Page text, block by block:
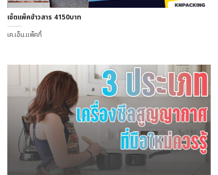
เซ็ตแพ็คข้าวสาร 4150บาท
เค.เอ็น.แพ็คกิ้